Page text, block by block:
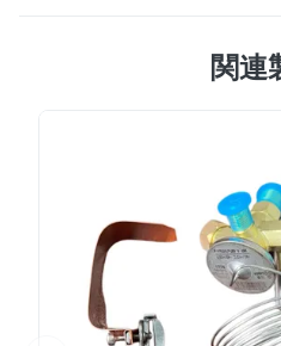
効率的なエンジン駆動、関連